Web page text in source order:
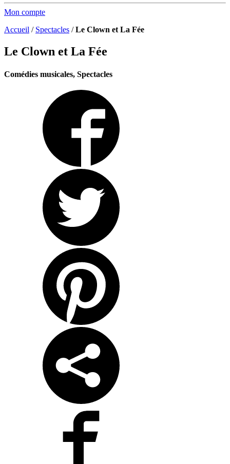
Mon compte
Accueil / Spectacles /Le Clown et La Fée
Le Clown et La Fée
Comédies musicales, Spectacles